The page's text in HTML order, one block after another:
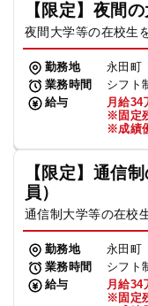
【限定】夜間
夜間大学等の在校生
勤務地
永田町
業務時間
シフト
給与
月給34
※固定
※成績
【限定】通信
員）
通信制大学等の在校
勤務地
永田町
業務時間
シフト
給与
月給34
※固定